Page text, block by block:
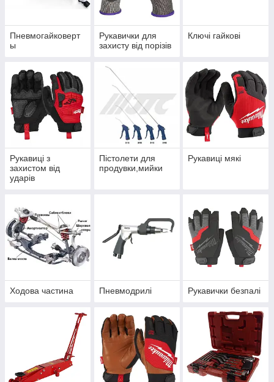
Пневмогайковерт
ы
Рукавички для
захисту від порізів
Ключі гайкові
Рукавиці з
захистом від
ударів
Пістолети для
продувки,мийки
Рукавиці мякі
Ходова частина Пневмодрилі Рукавички безпалі